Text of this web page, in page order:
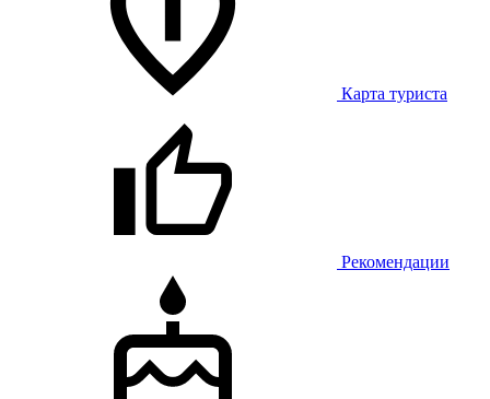
Карта туриста
Рекомендации